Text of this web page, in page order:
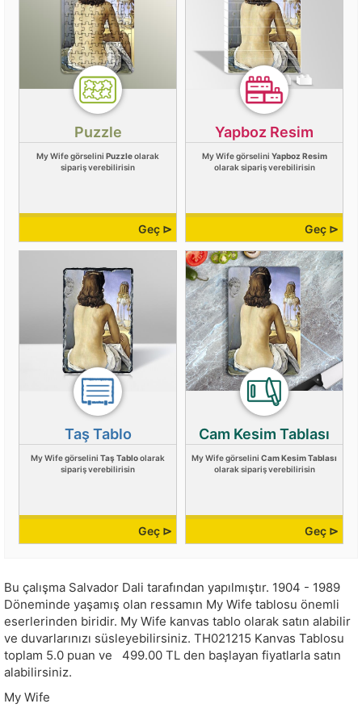
Puzzle
My Wife görselini Puzzleolarak
sipariş verebilirisin
Geç ⊳
Yapboz Resim
My Wife görselini Yapboz Resim
olarak sipariş verebilirisin
Geç ⊳
Taş Tablo
My Wife görselini Taş Tabloolarak
sipariş verebilirisin
Geç ⊳
Cam Kesim Tablası
My Wife görselini Cam Kesim Tablası
olarak sipariş verebilirisin
Geç ⊳
Bu çalışma Salvador Dali tarafından yapılmıştır. 1904 - 1989
Döneminde yaşamış olan ressamın My Wife tablosu önemli
eserlerinden biridir. My Wife kanvas tablo olarak satın alabilir
ve duvarlarınızı süsleyebilirsiniz. TH021215 Kanvas Tablosu
toplam 5.0 puan ve 499.00 TL den başlayan fiyatlarla satın
alabilirsiniz.
My Wife